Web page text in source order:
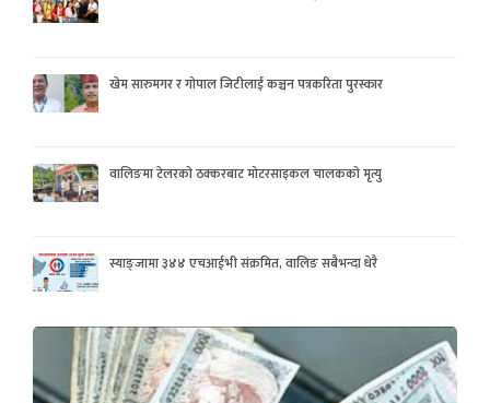
खेम सारुमगर र गोपाल जिटीलाई कञ्चन पत्रकरिता पुरस्कार
वालिङमा टेलरको ठक्करबाट मोटरसाइकल चालकको मृत्यु
स्याङ्जामा ३४४ एचआईभी संक्रमित, वालिङ सबैभन्दा धेरै